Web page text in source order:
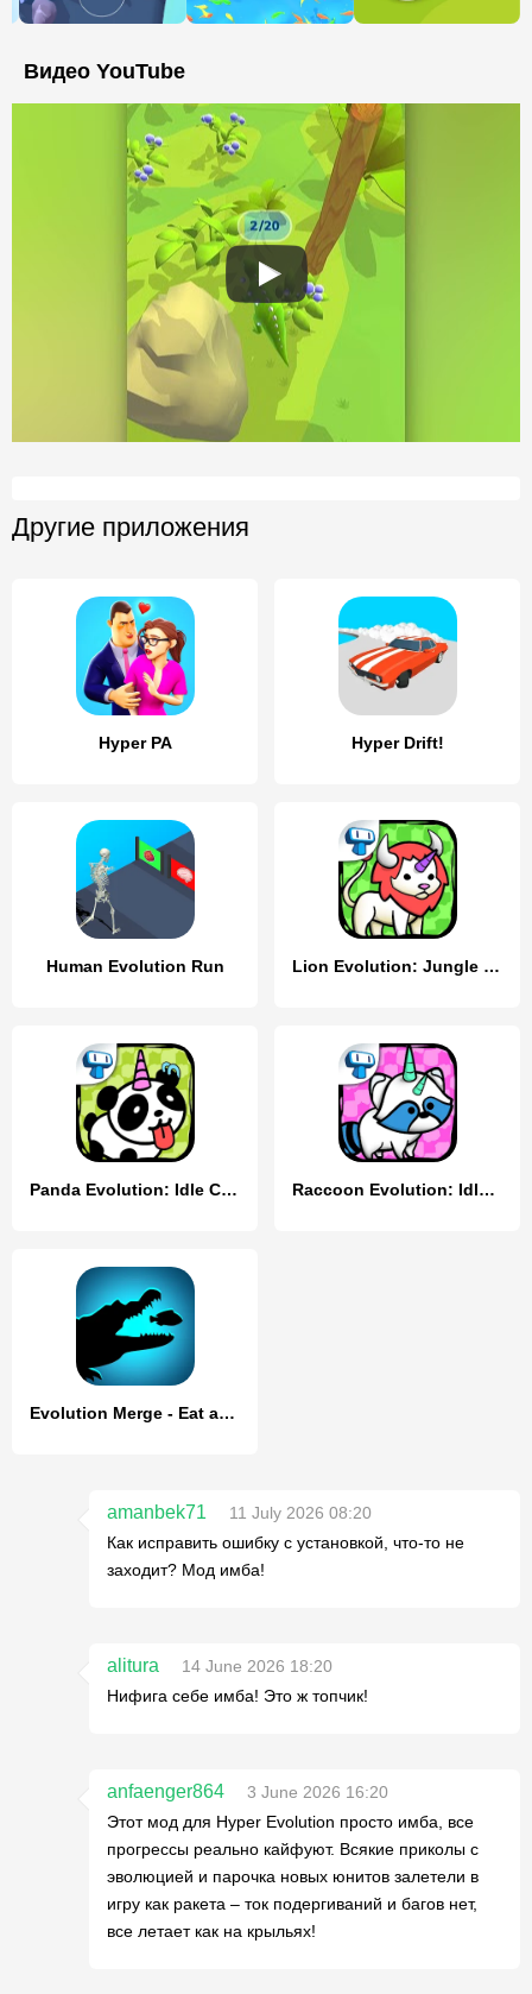
Видео YouTube
Другие приложения
Hyper PA Hyper Drift!
Human Evolution Run Lion Evolution: Jungle King
Panda Evolution: Idle Clicker Raccoon Evolution: Idle Mutant
Evolution Merge - Eat and Grow
amanbek71
11 July 2026 08:20
Как исправить ошибку с установкой, что-то не
заходит? Мод имба!
alitura
14 June 2026 18:20
Нифига себе имба! Это ж топчик!
anfaenger864
3 June 2026 16:20
Этот мод для Hyper Evolution просто имба, все
прогрессы реально кайфуют. Всякие приколы с
эволюцией и парочка новых юнитов залетели в
игру как ракета – ток подергиваний и багов нет,
все летает как на крыльях!